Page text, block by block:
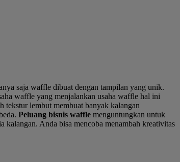
saja waffle dibuat dengan tampilan yang unik.
waffle yang menjalankan usaha waffle hal ini
tekstur lembut membuat banyak kalangan
Peluang bisnis waffle menguntungkan untuk
kalangan. Anda bisa mencoba menambah kreativitas